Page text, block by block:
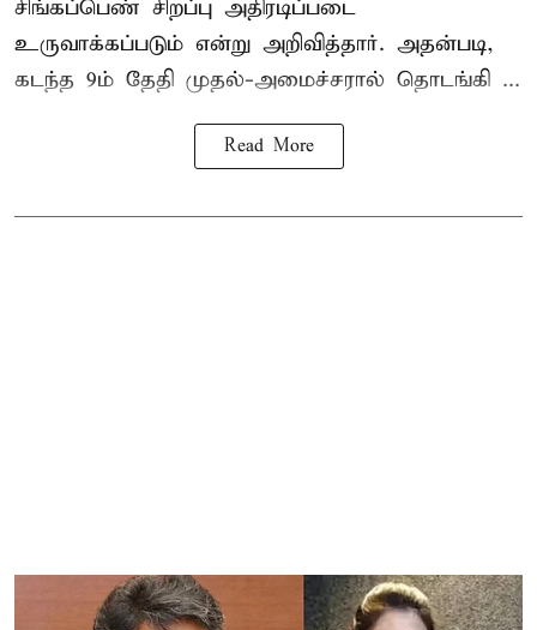
சிங்கப்பெண் சிறப்பு அதிரடிப்படை
உருவாக்கப்படும் என்று அறிவித்தார். அதன்படி,
கடந்த 9ம் தேதி முதல்-அமைச்சரால் தொடங்கி ...
Read More